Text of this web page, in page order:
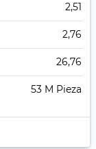
2,51
2,76
26,76
53 M Pieza